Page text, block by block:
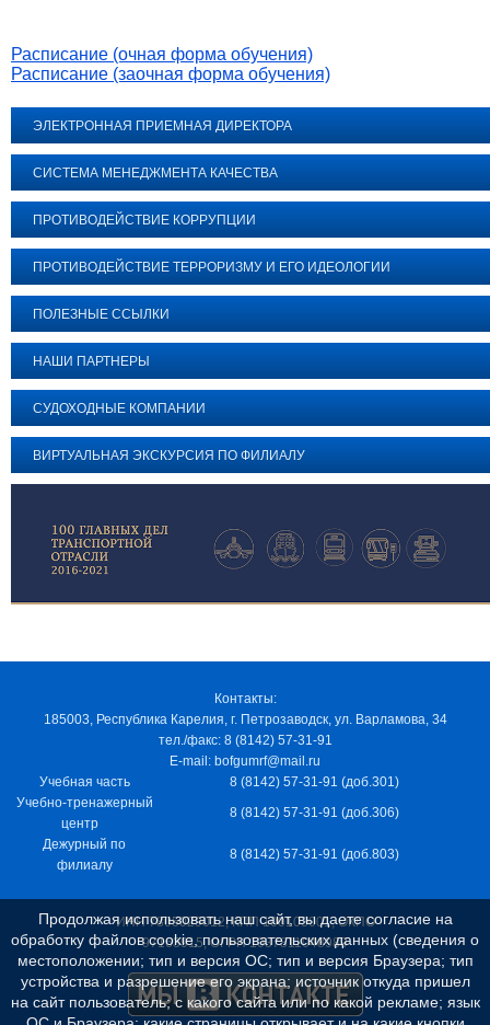
Расписание (очная форма обучения)
Расписание (заочная форма обучения)
ЭЛЕКТРОННАЯ ПРИЕМНАЯ ДИРЕКТОРА
СИСТЕМА МЕНЕДЖМЕНТА КАЧЕСТВА
ПРОТИВОДЕЙСТВИЕ КОРРУПЦИИ
ПРОТИВОДЕЙСТВИЕ ТЕРРОРИЗМУ И ЕГО ИДЕОЛОГИИ
ПОЛЕЗНЫЕ ССЫЛКИ
НАШИ ПАРТНЕРЫ
СУДОХОДНЫЕ КОМПАНИИ
ВИРТУАЛЬНАЯ ЭКСКУРСИЯ ПО ФИЛИАЛУ
Контакты:
185003, Республика Карелия, г. Петрозаводск, ул. Варламова, 34
тел./факс: 8 (8142) 57-31-91
E-mail: bofgumrf@mail.ru
Учебная часть
8 (8142) 57-31-91 (доб.301)
Учебно-тренажерный
центр
8 (8142) 57-31-91 (доб.306)
Дежурный по
филиалу
8 (8142) 57-31-91 (доб.803)
ИНН 7805029012, КПП 100103001, ОКПО
97163915, ОГРН 1037811048989
Продолжая использовать наш сайт, вы даете согласие на
обработку файлов cookie, пользовательских данных (сведения о
местоположении; тип и версия ОС; тип и версия Браузера; тип
устройства и разрешение его экрана; источник откуда пришел
на сайт пользователь; с какого сайта или по какой рекламе; язык